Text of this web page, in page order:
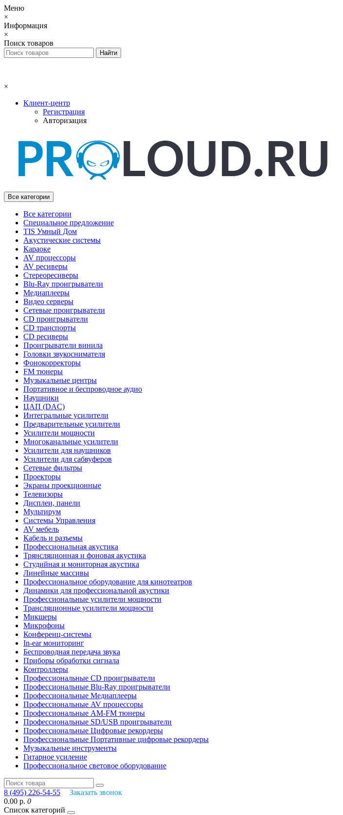
Меню
×
Информация
×
Поиск товаров
×
Клиент-центр
Регистрация
Авторизация
Все категории
Все категории
Специальное предложение
TIS Умный Дом
Акустические системы
Караоке
AV процессоры
AV ресиверы
Стереоресиверы
Blu-Ray проигрыватели
Медиаплееры
Видео серверы
Сетевые проигрыватели
CD проигрыватели
CD транспорты
CD ресиверы
Проигрыватели винила
Головки звукоснимателя
Фонокорректоры
FM тюнеры
Музыкальные центры
Портативное и беспроводное аудио
Наушники
ЦАП (DAC)
Интегральные усилители
Предварительные усилители
Усилители мощности
Многоканальные усилители
Усилители для наушников
Усилители для сабвуферов
Сетевые фильтры
Проекторы
Экраны проекционные
Телевизоры
Дисплеи, панели
Мультирум
Системы Управления
AV мебель
Кабель и разъемы
Профессиональная акустика
Трянсляционная и фоновая акустика
Студийная и мониторная акустика
Линейные массивы
Профессиональное оборудование для кинотеатров
Динамики для профессиональной акустики
Профессиональные усилители мощности
Трансляционные усилители мощности
Микшеры
Микрофоны
Конференц-системы
In-ear мониторинг
Беспроводная передача звука
Приборы обработки сигнала
Контроллеры
Профессиональные СD проигрыватели
Профессиональные Blu-Ray проигрыватели
Профессиональные Медиаплееры
Профессиональные AV процессоры
Профессиональные AM-FM тюнеры
Профессиональные SD/USB проигрыватели
Профессиональные Цифровые рекордеры
Профессиональные Портативные цифровые рекордеры
Музыкальные инструменты
Гитарное усиление
Профессиональное световое оборудование
8 (495) 226-54-55
Заказать звонок
0.00 р. 0
Список категорий